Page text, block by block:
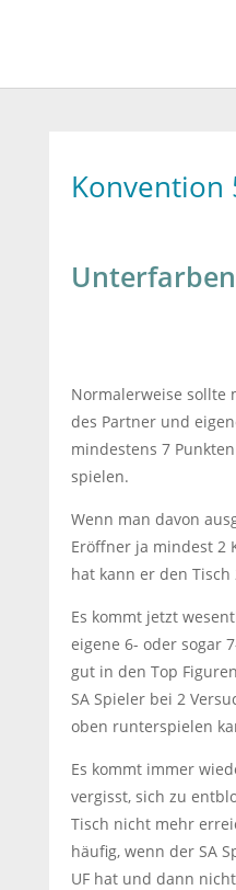
Konvention
Normalerweise sollte
des Partner und
mindestens 7
spielen.
Wenn man davon
Eröffner ja mindest 2
hat kann er den
Es kommt jetzt
eigene 6- oder sogar
gut in den Top
SA Spieler bei 2
oben runterspielen
Es kommt immer
vergisst, sich zu
Tisch nicht mehr
häufig, wenn der SA
UF hat und dann